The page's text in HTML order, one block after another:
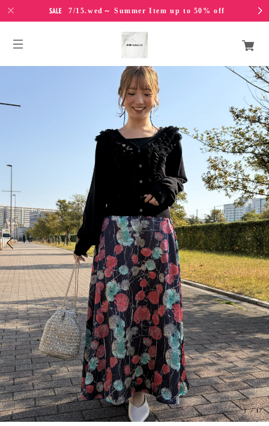
7/15.wed～ Summer Item up to 50% off
3/17